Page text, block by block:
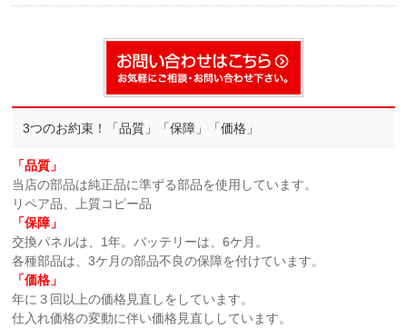
3つのお約束！「品質」「保障」「価格」
「品質」
当店の部品は純正品に準ずる部品を使用しています。
リペア品、上質コピー品
「保障」
交換パネルは、1年。バッテリーは、6ケ月。
各種部品は、3ケ月の部品不良の保障を付けています。
「価格」
年に３回以上の価格見直しをしています。
仕入れ価格の変動に伴い価格見直ししています。